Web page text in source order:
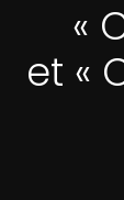
«
et «